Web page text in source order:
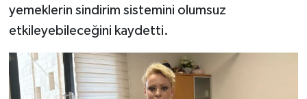
yemeklerin sindirim sistemini olumsuz
etkileyebileceğini kaydetti.